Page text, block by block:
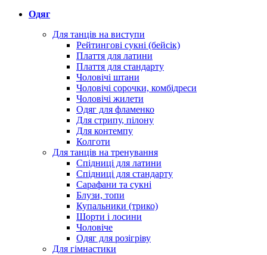
Одяг
Для танців на виступи
Рейтингові сукні (бейсік)
Плаття для латини
Плаття для стандарту
Чоловічі штани
Чоловічі сорочки, комбідреси
Чоловічі жилети
Одяг для фламенко
Для стрипу, пілону
Для контемпу
Колготи
Для танців на тренування
Спідниці для латини
Спідниці для стандарту
Сарафани та сукні
Блузи, топи
Купальники (трико)
Шорти і лосини
Чоловіче
Одяг для розігріву
Для гімнастики